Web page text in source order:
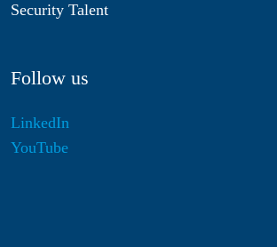
Security Talent
Follow us
LinkedIn
YouTube